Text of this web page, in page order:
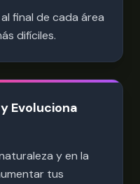
final de cada área
difíciles.
Evoluciona
y en la
tus